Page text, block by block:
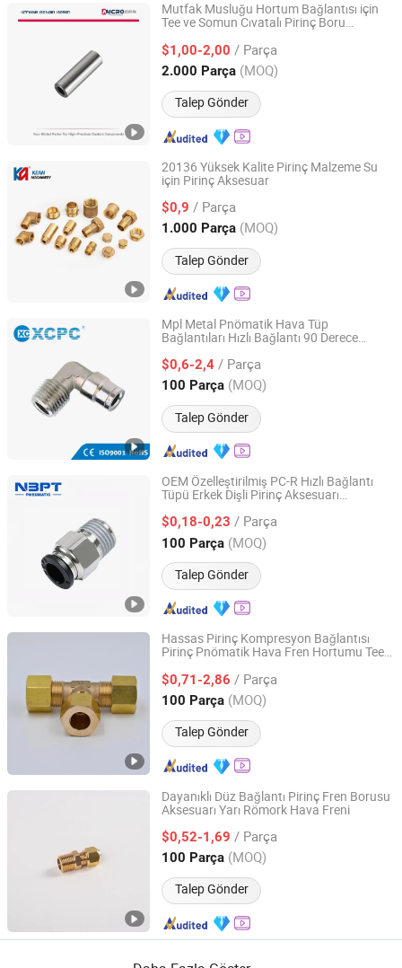
Mutfak Musluğu Hortum Bağlantısı için
Tee ve Somun Cıvatalı Pirinç Boru
$1,00-2,00 / Parça
2.000 Parça (MOQ)
Talep Gönder
Ningbo Micro Precision Machining Manufacturing Co.,
Zhejiang, China Fiyat 2012
20136 Yüksek Kalite Pirinç Malzeme Su
için Pirinç Aksesuar
$0,9 / Parça
1.000 Parça (MOQ)
Talep Gönder
Zhuji Kean Machinery Co., Ltd.
Zhejiang, China Fiyat 2026
Mpl Metal Pnömatik Hava Tüp
Bağlantıları Hızlı Bağlantı 90 Derece
$0,6-2,4 / Parça
100 Parça (MOQ)
Talep Gönder
Ningbo Xinchao Automatization Component Co., Ltd.
Zhejiang, China Fiyat 2008
OEM Özelleştirilmiş PC-R Hızlı Bağlantı
Tüpü Erkek Dişli Pirinç Aksesuarı
$0,18-0,23 / Parça
100 Parça (MOQ)
Talep Gönder
Ningbo Pneumatic Technical Expert Co., Ltd.
Zhejiang, China Fiyat 2010
Hassas Pirinç Kompresyon Bağlantısı
Pirinç Pnömatik Hava Fren Hortumu Tee
$0,71-2,86 / Parça
100 Parça (MOQ)
Talep Gönder
Zhuji Honghao Machinery Co., Ltd.
Zhejiang, China Fiyat 2025
Dayanıklı Düz Bağlantı Pirinç Fren Borusu
Aksesuarı Yarı Römork Hava Freni
$0,52-1,69 / Parça
100 Parça (MOQ)
Talep Gönder
Zhuji Honghao Machinery Co., Ltd.
Zhejiang, China Fiyat 2025